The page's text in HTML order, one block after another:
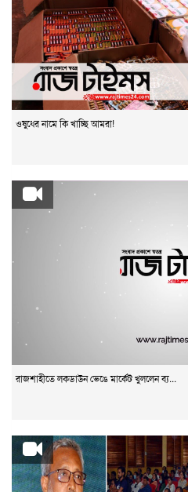
ওষুধের নামে কি খাচ্ছি আমরা!
রাজশাহীতে লকডাউন ভেঙে মার্কেট খুললেন ব্য...